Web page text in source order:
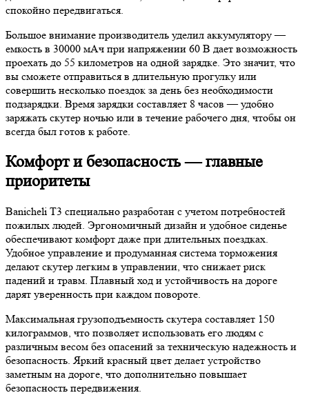
спокойно передвигаться.
Большое внимание производитель уделил аккумулятору —
емкость в 30000 мАч при напряжении 60 В дает возможность
проехать до 55 километров на одной зарядке. Это значит, что
вы сможете отправиться в длительную прогулку или
совершить несколько поездок за день без необходимости
подзарядки. Время зарядки составляет 8 часов — удобно
заряжать скутер ночью или в течение рабочего дня, чтобы он
всегда был готов к работе.
Комфорт и безопасность — главные
приоритеты
Banicheli T3 специально разработан с учетом потребностей
пожилых людей. Эргономичный дизайн и удобное сиденье
обеспечивают комфорт даже при длительных поездках.
Удобное управление и продуманная система торможения
делают скутер легким в управлении, что снижает риск
падений и травм. Плавный ход и устойчивость на дороге
дарят уверенность при каждом повороте.
Максимальная грузоподъемность скутера составляет 150
килограммов, что позволяет использовать его людям с
различным весом без опасений за техническую надежность и
безопасность. Яркий красный цвет делает устройство
заметным на дороге, что дополнительно повышает
безопасность передвижения.